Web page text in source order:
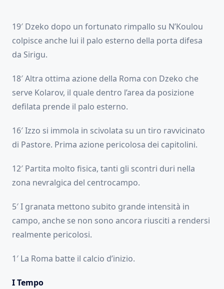
19′ Dzeko dopo un fortunato rimpallo su N’Koulou
colpisce anche lui il palo esterno della porta difesa
da Sirigu.
18′ Altra ottima azione della Roma con Dzeko che
serve Kolarov, il quale dentro l’area da posizione
defilata prende il palo esterno.
16′ Izzo si immola in scivolata su un tiro ravvicinato
di Pastore. Prima azione pericolosa dei capitolini.
12′ Partita molto fisica, tanti gli scontri duri nella
zona nevralgica del centrocampo.
5′ I granata mettono subito grande intensità in
campo, anche se non sono ancora riusciti a rendersi
realmente pericolosi.
1′ La Roma batte il calcio d’inizio.
I Tempo